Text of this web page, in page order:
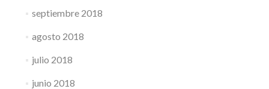
septiembre 2018
agosto 2018
julio 2018
junio 2018